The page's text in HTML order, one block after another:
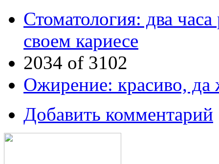
Стоматология: два
своем кариесе
2034 of 3102
Ожирение: красиво, да
Добавить комментарий